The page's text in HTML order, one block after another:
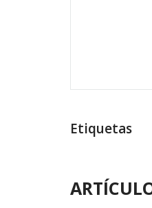
Etiquetas